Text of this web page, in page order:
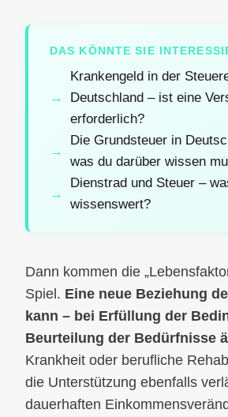
DAS KÖNNTE SIE
Krankengeld in der
Deutschland – ist eine
erforderlich?
Die Grundsteuer in
was du darüber wissen
Dienstrad und Steuer –
wissenswert?
Dann kommen die
Spiel. Eine neue Beziehung
kann – bei Erfüllung der
Beurteilung der Bedürfnisse
Krankheit oder berufliche
die Unterstützung ebenfalls
dauerhaften